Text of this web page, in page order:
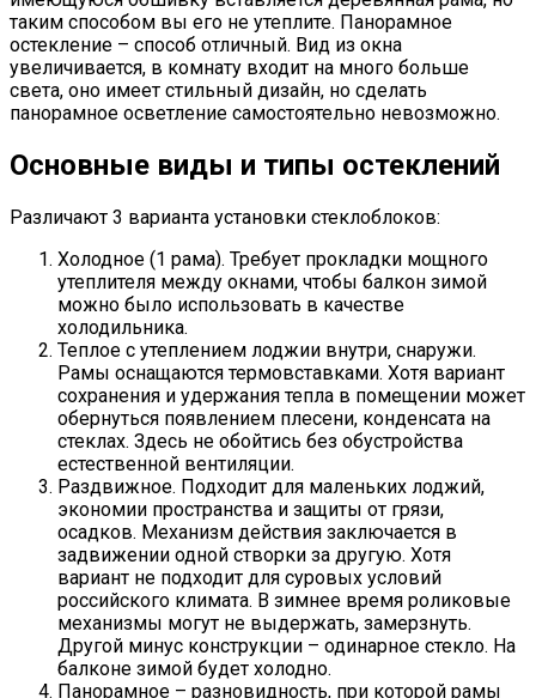
таким способом вы его не утеплите. Панорамное
остекление – способ отличный. Вид из окна
увеличивается, в комнату входит на много больше
света, оно имеет стильный дизайн, но сделать
панорамное осветление самостоятельно невозможно.
Основные виды и типы остеклений
Различают 3 варианта установки стеклоблоков:
Холодное (1 рама). Требует прокладки мощного
утеплителя между окнами, чтобы балкон зимой
можно было использовать в качестве
холодильника.
Теплое с утеплением лоджии внутри, снаружи.
Рамы оснащаются термовставками. Хотя вариант
сохранения и удержания тепла в помещении может
обернуться появлением плесени, конденсата на
стеклах. Здесь не обойтись без обустройства
естественной вентиляции.
Раздвижное. Подходит для маленьких лоджий,
экономии пространства и защиты от грязи,
осадков. Механизм действия заключается в
задвижении одной створки за другую. Хотя
вариант не подходит для суровых условий
российского климата. В зимнее время роликовые
механизмы могут не выдержать, замерзнуть.
Другой минус конструкции – одинарное стекло. На
балконе зимой будет холодно.
Панорамное – разновидность, при которой рамы